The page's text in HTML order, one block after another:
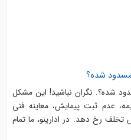
شده؟
شده؟. نگران نباشید! این مشکل
عدم ثبت پیمایش، معاینه فنی
رخ دهد. در ادارینو، ما تمام